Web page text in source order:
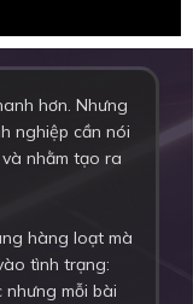
hơn. Nhưng
nghiệp cần nói
nhằm tạo ra
hàng loạt mà
tình trạng:
mỗi bài